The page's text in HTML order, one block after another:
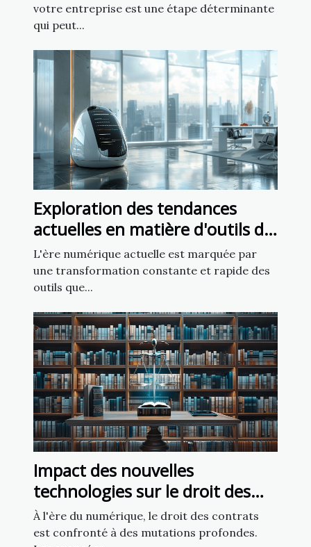
votre entreprise est une étape déterminante
qui peut...
Exploration des tendances
actuelles en matière d'outils de
création de sites web
L'ère numérique actuelle est marquée par
une transformation constante et rapide des
outils que...
Impact des nouvelles
technologies sur le droit des
contrats
À l'ère du numérique, le droit des contrats
est confronté à des mutations profondes.